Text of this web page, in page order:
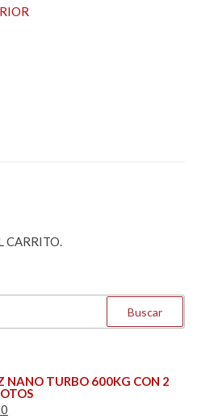
CARRITO.
NANO TURBO 600KG CON 2